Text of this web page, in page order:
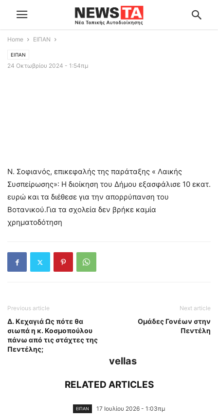
Home ΕΙΠΑΝ
ΕΙΠΑΝ
24 Οκτωβρίου 2024 - 1:54πμ
Ν. Σοφιανός, επικεφαλής της παράταξης « Λαικής
Συσπείρωσης»: Η διοίκηση του Δήμου εξασφάλισε 10 εκατ.
ευρώ και τα διέθεσε για την απορρύπανση του
Βοτανικού.Για τα σχολεία δεν βρήκε καμία
χρηματοδότηση
Previous article
Δ. Κεχαγιά Ως πότε θα
σιωπά η κ. Κοσμοπούλου
πάνω από τις στάχτες της
Πεντέλης;
Next article
Ομάδες Γονέων στην
Πεντέλη
vellas
RELATED ARTICLES
ΕΙΠΑΝ 17 Ιουλίου 2026 - 1:03πμ